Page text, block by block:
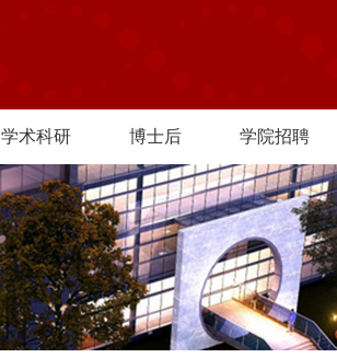
学术科研 博士后 学院招聘